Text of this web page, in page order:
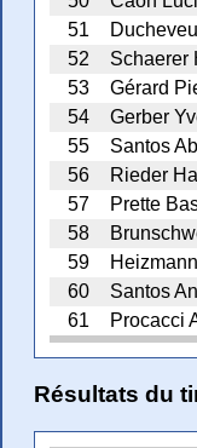
51
52
Schaerer
53
Gérard
54
Gerber
55
Santos
56
Rieder
57
Prette
58
59
60
Santos
61
Procacci
Résultats du